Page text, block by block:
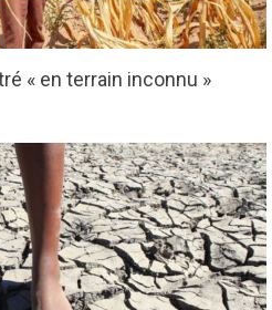
« en terrain inconnu »
l’IA, les géants de la tech
millions de livres… avant de
ODD Santé